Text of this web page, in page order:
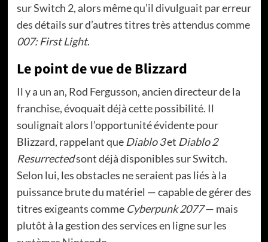
sur Switch 2, alors même qu’il divulguait par erreur
des détails sur d’autres titres très attendus comme
007: First Light.
Le point de vue de Blizzard
Il y a un an, Rod Fergusson, ancien directeur de la
franchise, évoquait déjà cette possibilité. Il
soulignait alors l’opportunité évidente pour
Blizzard, rappelant que Diablo 3et Diablo 2
Resurrectedsont déjà disponibles sur Switch.
Selon lui, les obstacles ne seraient pas liés à la
puissance brute du matériel — capable de gérer des
titres exigeants comme Cyberpunk 2077— mais
plutôt à la gestion des services en ligne sur les